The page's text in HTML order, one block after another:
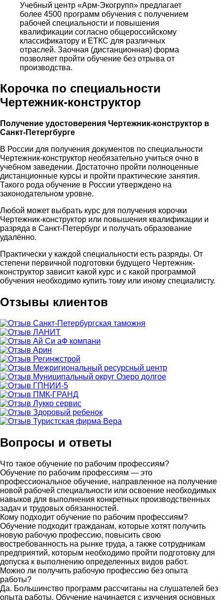
Учебный центр «Арм-Экогрупп» предлагает
более 4500 программ обучения с получением
рабочей специальности и повышения
квалификации согласно общероссийскому
классификатору и ЕТКС для различных
отраслей. Заочная (дистанционная) форма
позволяет пройти обучение без отрыва от
производства.
Корочка по специальности
Чертежник-конструктор
Получение удостоверения Чертежник-конструктор в
Санкт-Петергбурге
В России для получения документов по специальности
Чертежник-конструктор необязательно учиться очно в
учебном заведении. Достаточно пройти полноценные
дистанционные курсы и пройти практические занятия.
Такого рода обучение в России утверждено на
законодательном уровне.
Любой может выбрать курс для получения корочки
Чертежник-конструктор или повышения квалификации и
разряда в Санкт-Петербург и получать образование
удалённо.
Практически у каждой специальности есть разряды. От
степени первичной подготовки будущего Чертежник-
конструктор зависит какой курс и с какой программой
обучения необходимо купить тому или иному специалисту.
Отзывы клиентов
Вопросы и ответы
Что такое обучение по рабочим профессиям?
Обучение по рабочим профессиям — это
профессиональное обучение, направленное на получение
новой рабочей специальности или освоение необходимых
навыков для выполнения конкретных производственных
задач и трудовых обязанностей.
Кому подходит обучение по рабочим профессиям?
Обучение подходит гражданам, которые хотят получить
новую рабочую профессию, повысить свою
востребованность на рынке труда, а также сотрудникам
предприятий, которым необходимо пройти подготовку для
допуска к выполнению определенных видов работ.
Можно ли получить рабочую профессию без опыта
работы?
Да. Большинство программ рассчитаны на слушателей без
опыта работы. Обучение начинается с изучения основных